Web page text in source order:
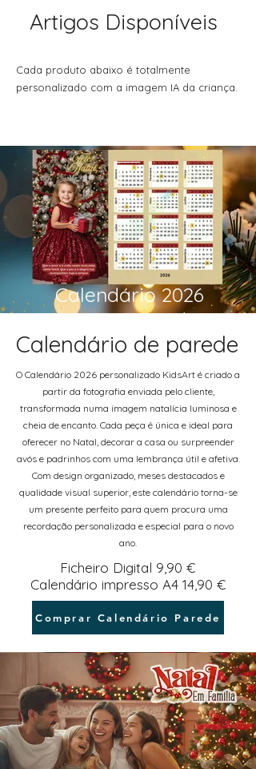
Artigos Disponíveis
Cada produto abaixo é totalmente
personalizado com a imagem IA da criança.
Calendário 2026
Calendário de parede
O Calendário 2026 personalizado KidsArt é criado a
partir da fotografia enviada pelo cliente,
transformada numa imagem natalícia luminosa e
cheia de encanto. Cada peça é única e ideal para
oferecer no Natal, decorar a casa ou surpreender
avós e padrinhos com uma lembrança útil e afetiva.
Com design organizado, meses destacados e
qualidade visual superior, este calendário torna-se
um presente perfeito para quem procura uma
recordação personalizada e especial para o novo
ano.
Ficheiro Digital 9,90 €
Calendário impresso A4 14,90 €
Comprar Calendário Parede